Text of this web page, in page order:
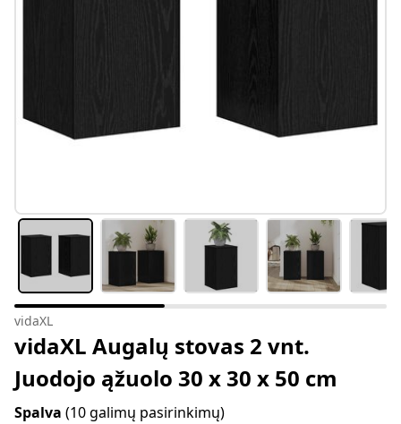
vidaXL
vidaXL Augalų stovas 2 vnt.
Juodojo ąžuolo 30 x 30 x 50 cm
Spalva (10 galimų pasirinkimų)